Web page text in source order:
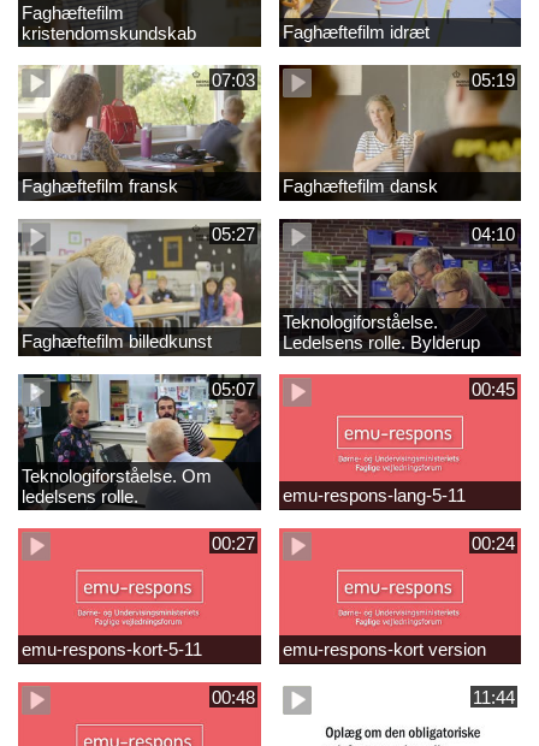
Faghæftefilm
kristendomskundskab
Faghæftefilm idræt
07:03
Faghæftefilm fransk
05:19
Faghæftefilm dansk
05:27
Faghæftefilm billedkunst
04:10
Teknologiforståelse.
Ledelsens rolle. Bylderup
Skole
05:07
Teknologiforståelse. Om
ledelsens rolle.
Sofiendalskolen
00:45
emu-respons-lang-5-11
00:27
emu-respons-kort-5-11
00:24
emu-respons-kort version
00:48 11:44